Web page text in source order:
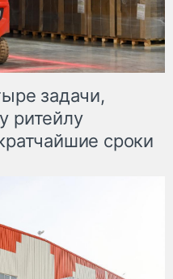
задачи,
ритейлу
сроки